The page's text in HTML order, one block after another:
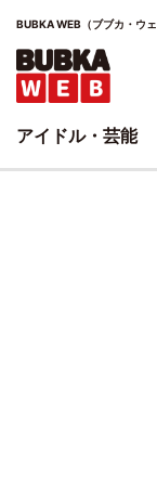
BUBKA WEB（ブブカ・ウ
アイドル・芸能